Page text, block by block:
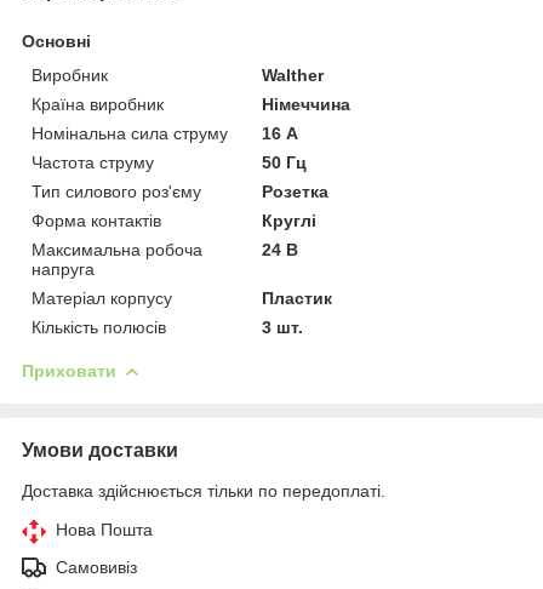
Основні
Виробник
Walther
Країна виробник
Німеччина
Номінальна сила струму
16 А
Частота струму
50 Гц
Тип силового роз'єму
Розетка
Форма контактів
Круглі
Максимальна робоча
напруга
24 В
Матеріал корпусу
Пластик
Кількість полюсів
3 шт.
Приховати
Умови доставки
Доставка здійснюється тільки по передоплаті.
Нова Пошта
Самовивіз